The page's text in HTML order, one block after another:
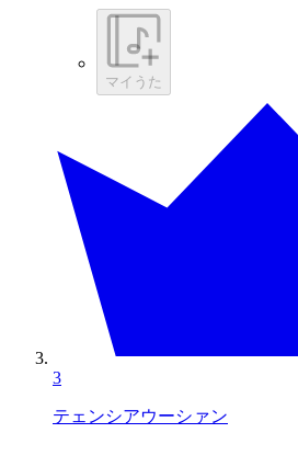
マイうた
3
テェンシアウーシァン